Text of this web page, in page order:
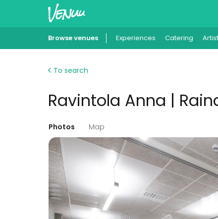
Browse venues Experiences Catering
To search
Ravintola Anna |
Photos Map